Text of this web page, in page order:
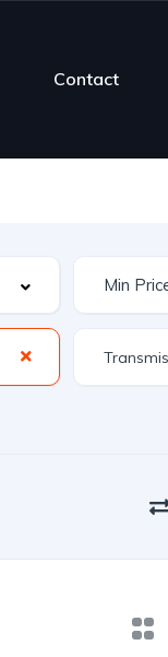
Contact